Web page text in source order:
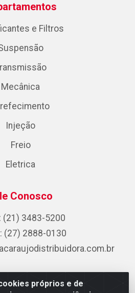
próprios e de
e Filtros
Mecânica
Injeção
Freio
Eletrica
Conosco
(21) 3483-5200
(27) 2888-0130
- Rua Carneiro de Campos, 42 -